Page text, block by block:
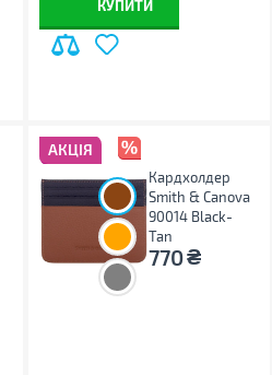
КУПИТИ
АКЦІЯ
Кардхолдер
Smith & Canova
90014 Black-
Tan
770₴